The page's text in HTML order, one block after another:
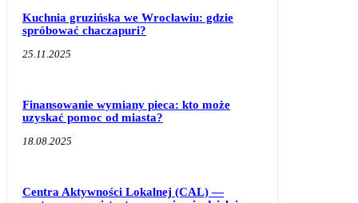
Kuchnia gruzińska we Wrocławiu: gdzie
spróbować chaczapuri?
25.11.2025
Finansowanie wymiany pieca: kto może
uzyskać pomoc od miasta?
18.08.2025
Centra Aktywności Lokalnej (CAL) —